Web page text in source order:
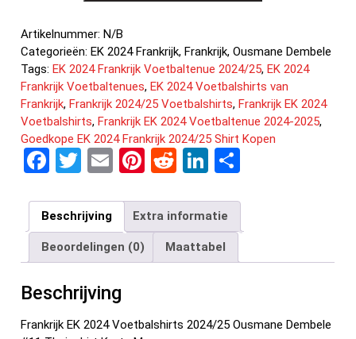
Artikelnummer:N/B
Categorieën:EK 2024 Frankrijk,Frankrijk,Ousmane Dembele
Tags:EK 2024 Frankrijk Voetbaltenue 2024/25,EK 2024
Frankrijk Voetbaltenues,EK 2024 Voetbalshirts van
Frankrijk,Frankrijk 2024/25 Voetbalshirts,Frankrijk EK 2024
Voetbalshirts,Frankrijk EK 2024 Voetbaltenue 2024-2025,
Goedkope EK 2024 Frankrijk 2024/25 Shirt Kopen
F
ce
b
o
o
k
T
tt
er
E
ail
Pi
er
es
t
R
d
di
t
Li
ke
dI
n
e
n
Beschrijving Extra informatie
Beoordelingen (0) Maattabel
Beschrijving
Frankrijk EK 2024 Voetbalshirts 2024/25 Ousmane Dembele